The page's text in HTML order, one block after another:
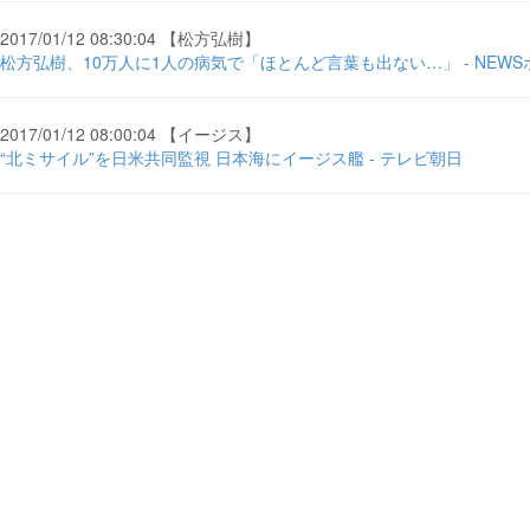
2017/01/12 08:30:04 【松方弘樹】
松方弘樹、10万人に1人の病気で「ほとんど言葉も出ない…」 - NEWS
2017/01/12 08:00:04 【イージス】
“北ミサイル”を日米共同監視 日本海にイージス艦 - テレビ朝日